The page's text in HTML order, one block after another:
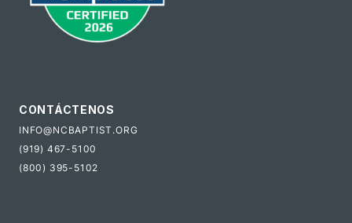
CONTÁCTENOS
INFO@NCBAPTIST.ORG
(919) 467-5100
(800) 395-5102